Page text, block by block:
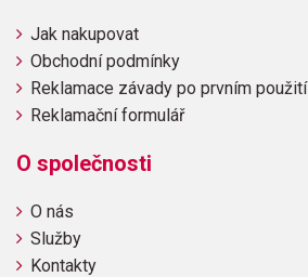
Jak nakupovat
Obchodní podmínky
Reklamace závady po prvním použití
Reklamační formulář
O společnosti
O nás
Služby
Kontakty